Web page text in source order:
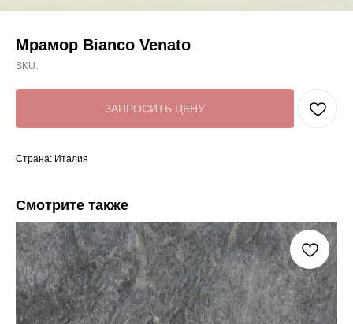
Мрамор Bianco Venato
SKU:
ЗАПРОСИТЬ ЦЕНУ
Страна: Италия
Смотрите также